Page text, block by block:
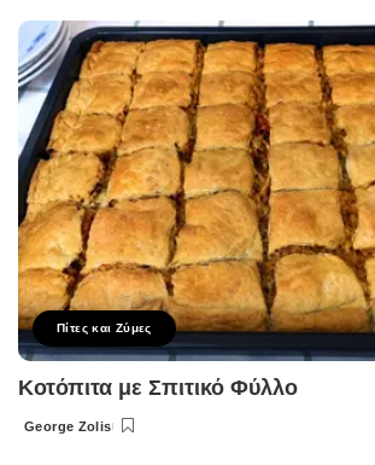
Πίτες και Ζύμες
Κοτόπιτα με Σπιτικό Φύλλο
Posted
George Zolis